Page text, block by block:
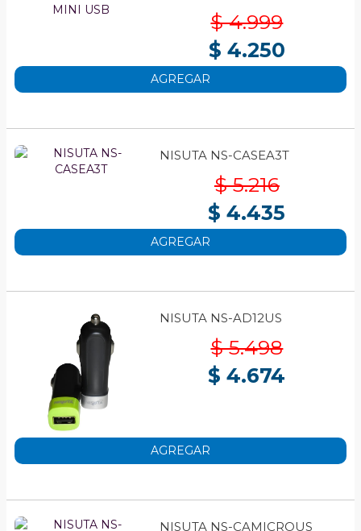
$ 4.999
$ 4.250
AGREGAR
NISUTA NS-CASEA3T
$ 5.216
$ 4.435
AGREGAR
NISUTA NS-AD12US
$ 5.498
$ 4.674
AGREGAR
NISUTA NS-CAMICROUS